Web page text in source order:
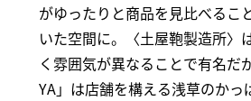
がゆったりと商品を見比べるこ
いた空間に。〈土屋鞄製造所〉
く雰囲気が異なることで有名だ
YA」は店舗を構える浅草のかっ